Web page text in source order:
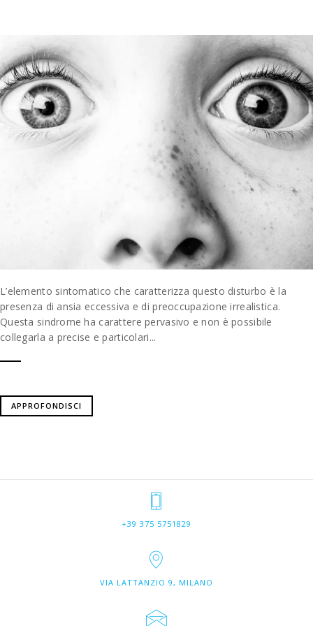
L’elemento sintomatico che caratterizza questo disturbo è la
presenza di ansia eccessiva e di preoccupazione irrealistica.
Questa sindrome ha carattere pervasivo e non è possibile
collegarla a precise e particolari...
APPROFONDISCI
+39 375 5751829
VIA LATTANZIO 9, MILANO